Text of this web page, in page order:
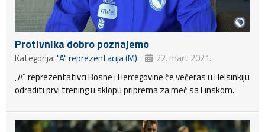
Protivnika dobro poznajemo
Kategorija:"A" reprezentacija (M)
22. mart 2021.
„A“ reprezentativci Bosne i Hercegovine će večeras u Helsinkiju
odraditi prvi trening u sklopu priprema za meč sa Finskom.